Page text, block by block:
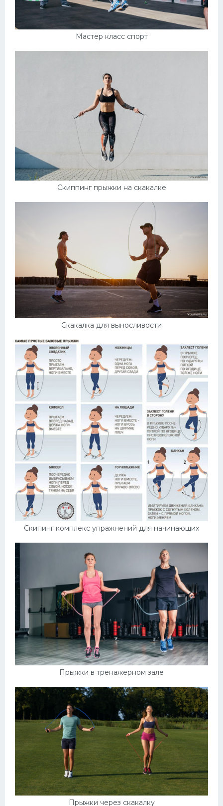
Мастер класс спорт
Скиппинг прыжки на скакалке
Скакалка для выносливости
Скипинг комплекс упражнений для начинающих
Прыжки в тренажерном зале
Прыжки через скакалку